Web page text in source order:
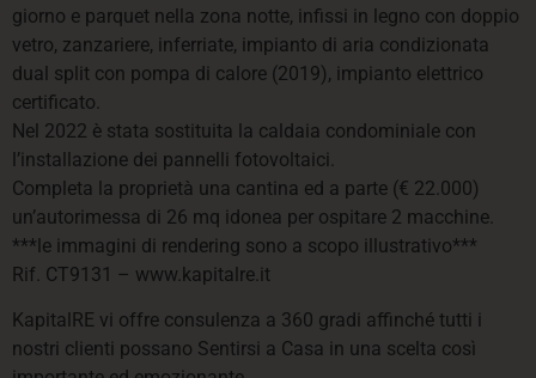
giorno e parquet nella zona notte, infissi in legno con doppio
vetro, zanzariere, inferriate, impianto di aria condizionata
dual split con pompa di calore (2019), impianto elettrico
certificato.
Nel 2022 è stata sostituita la caldaia condominiale con
l’installazione dei pannelli fotovoltaici.
Completa la proprietà una cantina ed a parte (€ 22.000)
un’autorimessa di 26 mq idonea per ospitare 2 macchine.
***le immagini di rendering sono a scopo illustrativo***
Rif. CT9131 – www.kapitalre.it
KapitalRE vi offre consulenza a 360 gradi affinché tutti i
nostri clienti possano Sentirsi a Casa in una scelta così